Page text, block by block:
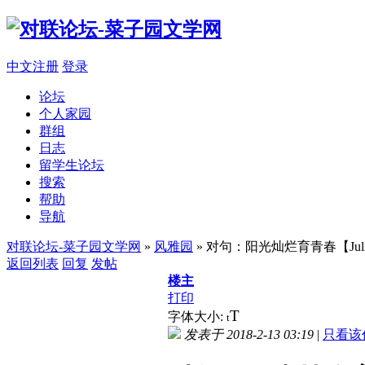
中文注册 登录
论坛
个人家园
群组
日志
留学生论坛
搜索
帮助
导航
对联论坛-菜子园文学网 » 风雅园 » 对句：阳光灿烂育青春【
返回列表 回复 发帖
楼主
打印
字体大小: tT
发表于 2018-2-13 03:19 | 只看该